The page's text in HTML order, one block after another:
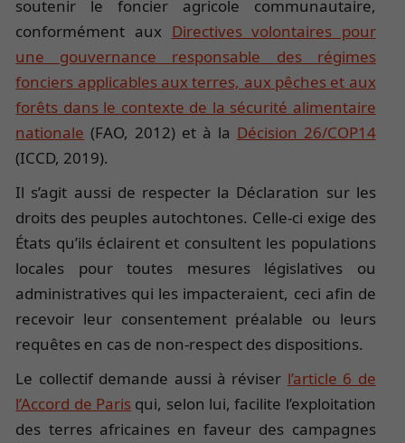
soutenir le foncier agricole communautaire,
conformément aux Directives volontaires pour
une gouvernance responsable des régimes
fonciers applicables aux terres, aux pêches et aux
forêts dans le contexte de la sécurité alimentaire
nationale (FAO, 2012) et à la Décision 26/COP14
(ICCD, 2019).
Il s’agit aussi de respecter la Déclaration sur les
droits des peuples autochtones. Celle-ci exige des
États qu’ils éclairent et consultent les populations
locales pour toutes mesures législatives ou
administratives qui les impacteraient, ceci afin de
recevoir leur consentement préalable ou leurs
requêtes en cas de non-respect des dispositions.
Le collectif demande aussi à réviser l’article 6 de
l’Accord de Paris qui, selon lui, facilite l’exploitation
des terres africaines en faveur des campagnes